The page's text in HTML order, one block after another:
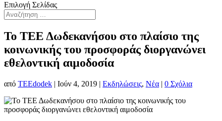
Επιλογή Σελίδας
Το ΤΕΕ Δωδεκανήσου στo πλαίσιο της
κοινωνικής του προσφοράς διοργανώνει
εθελοντική αιμοδοσία
από TEEdodek | Ιούν 4, 2019 | Εκδηλώσεις, Νέα | 0 Σχόλια